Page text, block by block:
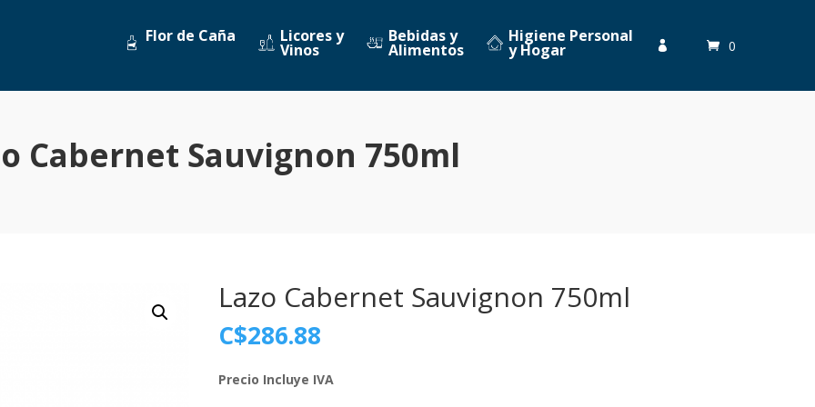
Flor de Caña Licores y
Vinos
Bebidas y
Alimentos
Higiene Personal
y Hogar  0
Cabernet Sauvignon 750ml
Lazo Cabernet Sauvignon 750ml
C$286.88
Precio Incluye IVA